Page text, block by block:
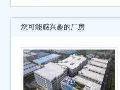
您可能感兴趣的厂房